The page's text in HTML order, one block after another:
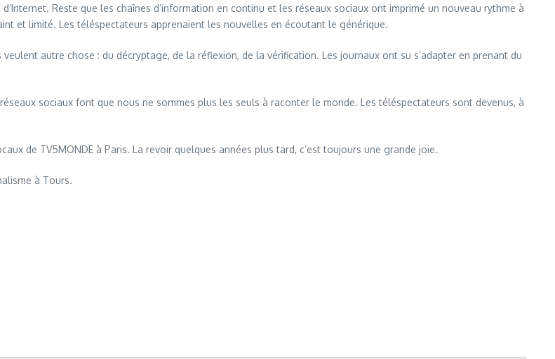
Reste que les chaînes d’information en continu et les réseaux sociaux ont imprimé un nouveau rythme à
et limité. Les téléspectateurs apprenaient les nouvelles en écoutant le générique.
autre chose : du décryptage, de la réflexion, de la vérification. Les journaux ont su s’adapter en prenant du
sociaux font que nous ne sommes plus les seuls à raconter le monde. Les téléspectateurs sont devenus, à
de TV5MONDE à Paris. La revoir quelques années plus tard, c’est toujours une grande joie.
à Tours.